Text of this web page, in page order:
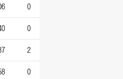
0
0
2
0